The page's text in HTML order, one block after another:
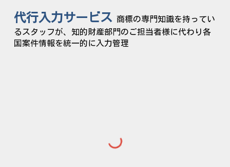
代行入力サービス 商標の専門知識を持ってい
るスタッフが、 知的財産部門のご担当者様に代わり各
国案件情報を統一的に入力管理